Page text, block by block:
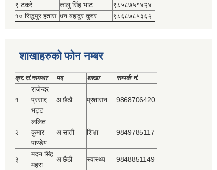
९ टकरे
कालु सिंह भाट
९८५८७५१४२४
१० सिद्धपुर हतास धन बहादुर कुवर ९८६८७८५३६२
शाखाहरुको फोन नम्बर
क्र.सं.नामथर पद शाखा सम्‍पर्क नं.
१
राजेन्द्र
प्रसाद
भट्ट
अ.छैठौ प्रशासन 9868706420
२
ललित
कुमार
पाण्डेय
अ.सातौ शिक्षा 9849785117
३
मदन सिंह
महरा
अ.छैठौ स्वास्थ्य 9848851149